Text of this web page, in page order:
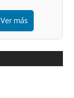
Ver más